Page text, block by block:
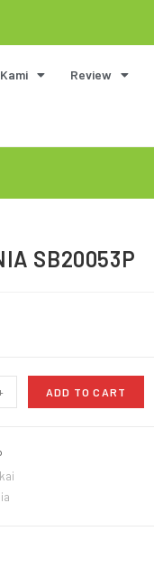
Review
SB20053P
ADD TO CART